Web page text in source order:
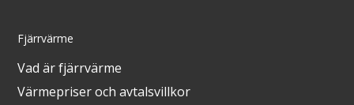
Fjärrvärme
Vad är fjärrvärme
Värmepriser och avtalsvillkor